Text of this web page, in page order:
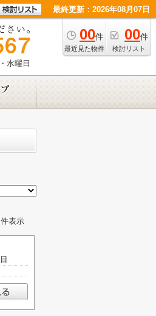
最終更新：2026年08月07日
00件
最近見た物件
00件
検討リスト
水曜日
件表示